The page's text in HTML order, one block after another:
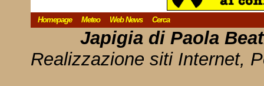
Homepage Meteo Web News Cerca
Japigia di Paola
Realizzazione siti Internet,